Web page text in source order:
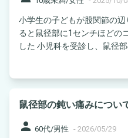
小学生の子どもが股関節の
ると鼠径部に1センチほどの
した 小児科を受診し、鼠径部
鼠径部の鈍い痛みについ
person 60代/男性 - 2026/05/29